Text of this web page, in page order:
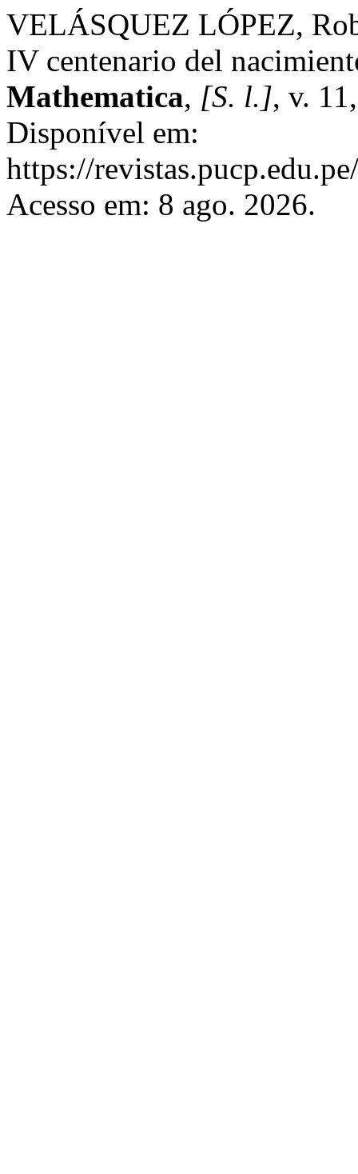
VELÁSQUEZ LÓPEZ,
IV centenario del
Mathematica, [S. l.], v.
Disponível em:
https://
Acesso em: 8 ago. 2026.